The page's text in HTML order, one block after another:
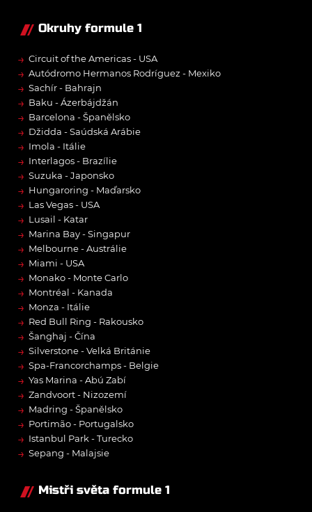
Okruhy formule 1
→ Circuit of the Americas - USA
→ Autódromo Hermanos Rodríguez - Mexiko
→ Sachír - Bahrajn
→ Baku - Ázerbájdžán
→ Barcelona - Španělsko
→ Džidda - Saúdská Arábie
→ Imola - Itálie
→ Interlagos - Brazílie
→ Suzuka - Japonsko
→ Hungaroring - Maďarsko
→ Las Vegas - USA
→ Lusail - Katar
→ Marina Bay - Singapur
→ Melbourne - Austrálie
→ Miami - USA
→ Monako - Monte Carlo
→ Montréal - Kanada
→ Monza - Itálie
→ Red Bull Ring - Rakousko
→ Šanghaj - Čína
→ Silverstone - Velká Británie
→ Spa-Francorchamps - Belgie
→ Yas Marina - Abú Zabí
→ Zandvoort - Nizozemí
→ Madring - Španělsko
→ Portimão - Portugalsko
→ Istanbul Park - Turecko
→ Sepang - Malajsie
Mistři světa formule 1